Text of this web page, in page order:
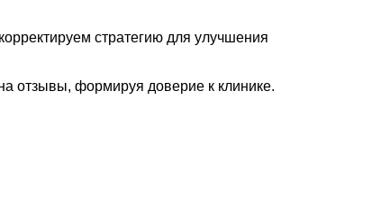
стратегию для улучшения
отзывы, формируя доверие к клинике.